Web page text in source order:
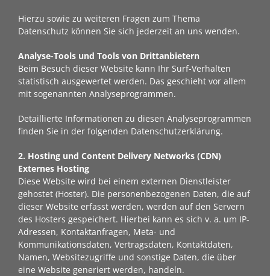
Hierzu sowie zu weiteren Fragen zum Thema
Datenschutz können Sie sich jederzeit an uns wenden.
Analyse-Tools und Tools von Dritt­anbietern
Beim Besuch dieser Website kann Ihr Surf-Verhalten
statistisch ausgewertet werden. Das geschieht vor allem
mit sogenannten Analyseprogrammen.
Detaillierte Informationen zu diesen Analyseprogrammen
finden Sie in der folgenden Datenschutzerklärung.
2. Hosting und Content Delivery Networks (CDN)
Externes Hosting
Diese Website wird bei einem externen Dienstleister
gehostet (Hoster). Die personenbezogenen Daten, die auf
dieser Website erfasst werden, werden auf den Servern
des Hosters gespeichert. Hierbei kann es sich v. a. um IP-
Adressen, Kontaktanfragen, Meta- und
Kommunikationsdaten, Vertragsdaten, Kontaktdaten,
Namen, Websitezugriffe und sonstige Daten, die über
eine Website generiert werden, handeln.